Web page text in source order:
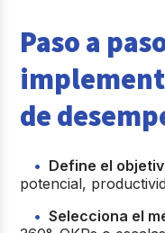
Paso a
de
Define el
potencial,
Selecciona el